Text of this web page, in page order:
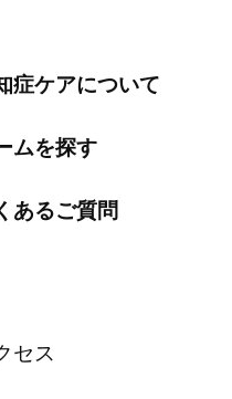
症ケアについて
ムを探す
あるご質問
セス